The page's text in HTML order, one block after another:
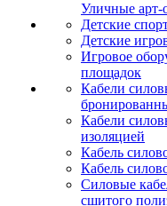
Уличные арт-
Детские
Детские
Игровое
площадок
Кабели
Кабели
изоляцией
Кабель
Кабель
Силовые
сшитого